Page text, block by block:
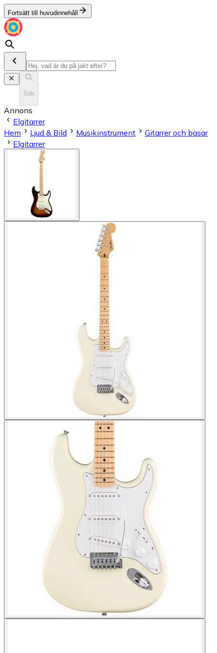
Fortsätt till huvudinnehåll
Sök
Annons
Elgitarrer
Hem
Ljud & Bild Musikinstrument
Gitarrer och basar
Elgitarrer